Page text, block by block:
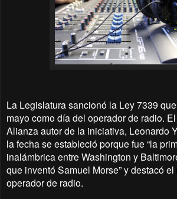
La Legislatura sancionó la Ley 7339
mayo como día del operador de radio.
Alianza autor de la iniciativa, Leonardo
la fecha se estableció porque fue “la
inalámbrica entre Washington y
que inventó Samuel Morse” y destacó
operador de radio.